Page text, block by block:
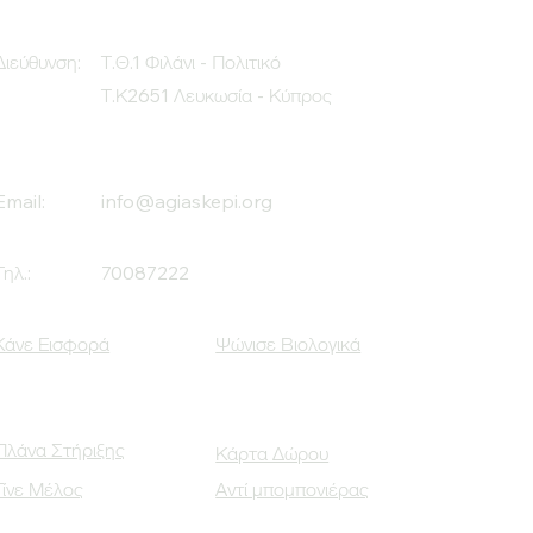
Τ.Θ.1 Φιλάνι - Πολιτικό
Τ.Κ2651 Λευκωσία - Κύπρος
info@agiaskepi.org
70087222
Εισφορά Ψώνισε Βιολογικά
Στήριξης
Μέλος
Κάρτα Δώρου
Αντί μπομπονιέρας